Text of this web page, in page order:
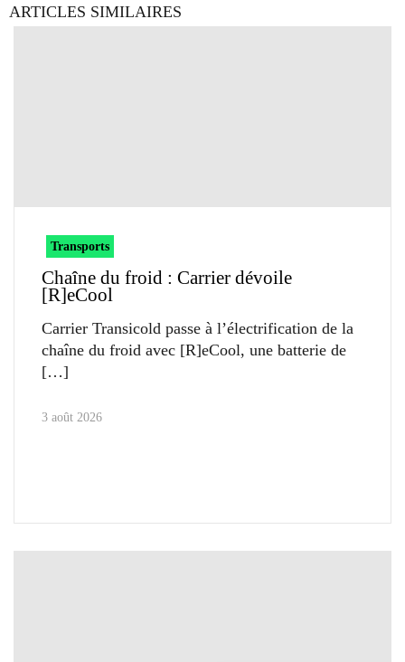
ARTICLES SIMILAIRES
Transports
Chaîne du froid : Carrier dévoile
[R]eCool
Carrier Transicold passe à l’électrification de la
chaîne du froid avec [R]eCool, une batterie de
3 août 2026